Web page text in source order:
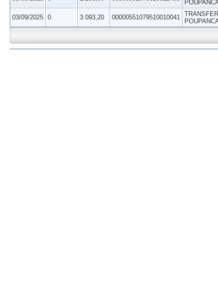
03/09/2025 0 3.093,20 00000551079510010041